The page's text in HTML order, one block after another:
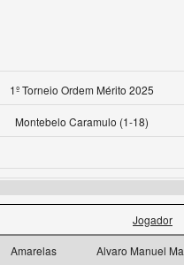
1º Torneio Ordem Mérito 2025
Montebelo Caramulo (1-18)
Jogador
Amarelas
Alvaro Manuel